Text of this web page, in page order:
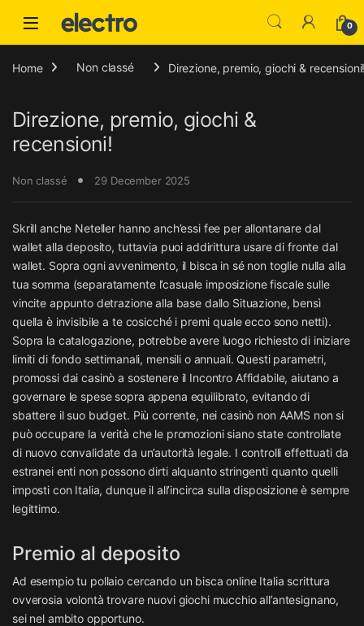
0
Home Non classé Direzione, premio, giochi &
Direzione, premio, giochi &
recensioni!
Non classé 29 December 2025
Skrill anche Neteller hanno anch’essi fee per allontanare dal
wallet alla deposito, tuttavia puoi addirittura usare di fronte dal
wallet. Sopra ogni avvenimento, il bisca in sé non toglie nulla alla
tua somma (separatamente l’casuale imposizione fiscale sulle
vincite appunto detrazione alla base dallo Situazione, bensì
quella è invisibile a te cosicché i premi quale ecco sono netti).
Sopra la catalogazione, potrebbe avere luogo richiesto di iniziare
limiti di fondo settimanali, mensili o annuali. Questi parametri,
promossi dai casinò a sostenere il Incontro Affidabile, aiutano a
governare le spese sopra appena equilibrato, evitando di
sbattere il suo budget. Più corrente, nei casinò non AAMS non si
può occupare la verità che le promozioni siano state controllate
di nuovo convalidate da un’autorità legale. I controlli effettuati da
estranei enti non possono dirti alquanto stringenti quanto quelli
imposti con Italia, dunque il all’incirca sulla disposizione è sempre
legittimo.
Premio al deposito
Ad esempio tu pollaio cercando un bisca online Italia scrittura
ovverosia volontà trovare nuovi giochi mucchio all’antesignano,
sei nel ambito opportuno.